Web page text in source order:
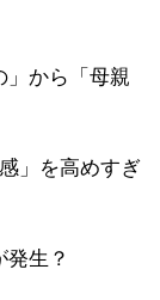
から「母親
」を高めすぎ
生？